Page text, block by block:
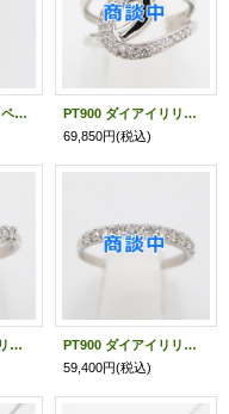
K18PG ダイアイリペンダントネックレス 0.50ct 3.50g
PT900 ダイアイリリング 0.30ct 4.90g
69,850円(税込)
PT900 ダイアイリリング 0.31ct 4.50g
PT900 ダイアイリリング 0.50ct 2.80g
59,400円(税込)